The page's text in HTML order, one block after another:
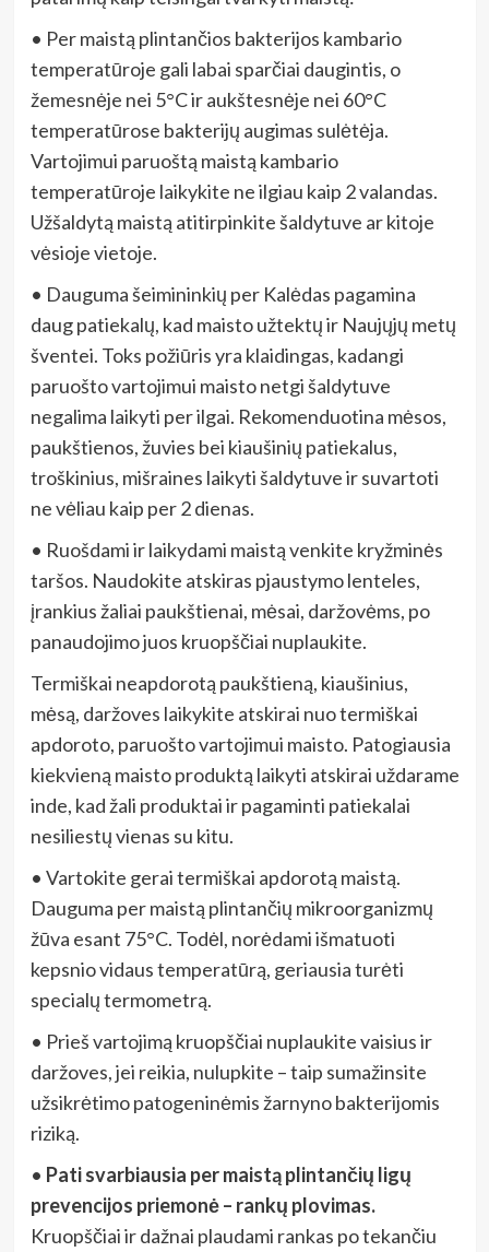
• Per maistą plintančios bakterijos kambario
temperatūroje gali labai sparčiai daugintis, o
žemesnėje nei 5°C ir aukštesnėje nei 60°C
temperatūrose bakterijų augimas sulėtėja.
Vartojimui paruoštą maistą kambario
temperatūroje laikykite ne ilgiau kaip 2 valandas.
Užšaldytą maistą atitirpinkite šaldytuve ar kitoje
vėsioje vietoje.
• Dauguma šeimininkių per Kalėdas pagamina
daug patiekalų, kad maisto užtektų ir Naujųjų metų
šventei. Toks požiūris yra klaidingas, kadangi
paruošto vartojimui maisto netgi šaldytuve
negalima laikyti per ilgai. Rekomenduotina mėsos,
paukštienos, žuvies bei kiaušinių patiekalus,
troškinius, mišraines laikyti šaldytuve ir suvartoti
ne vėliau kaip per 2 dienas.
• Ruošdami ir laikydami maistą venkite kryžminės
taršos. Naudokite atskiras pjaustymo lenteles,
įrankius žaliai paukštienai, mėsai, daržovėms, po
panaudojimo juos kruopščiai nuplaukite.
Termiškai neapdorotą paukštieną, kiaušinius,
mėsą, daržoves laikykite atskirai nuo termiškai
apdoroto, paruošto vartojimui maisto. Patogiausia
kiekvieną maisto produktą laikyti atskirai uždarame
inde, kad žali produktai ir pagaminti patiekalai
nesiliestų vienas su kitu.
• Vartokite gerai termiškai apdorotą maistą.
Dauguma per maistą plintančių mikroorganizmų
žūva esant 75°C. Todėl, norėdami išmatuoti
kepsnio vidaus temperatūrą, geriausia turėti
specialų termometrą.
• Prieš vartojimą kruopščiai nuplaukite vaisius ir
daržoves, jei reikia, nulupkite – taip sumažinsite
užsikrėtimo patogeninėmis žarnyno bakterijomis
riziką.
• Pati svarbiausia per maistą plintančių ligų
prevencijos priemonė – rankų plovimas.
Kruopščiai ir dažnai plaudami rankas po tekančiu